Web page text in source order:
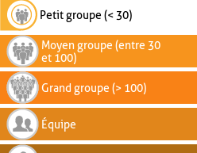
Petit groupe (< 30)
Moyen groupe (entre 30
et 100)
Grand groupe (> 100)
Équipe